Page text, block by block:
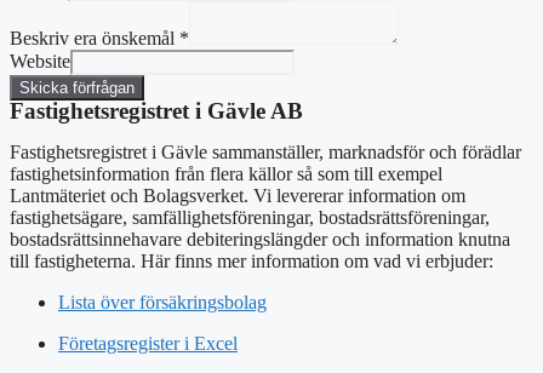
Beskriv era önskemål *
Website
Skicka förfrågan
Fastighetsregistret i Gävle AB
Fastighetsregistret i Gävle sammanställer, marknadsför och förädlar
fastighetsinformation från flera källor så som till exempel
Lantmäteriet och Bolagsverket. Vi levererar information om
fastighetsägare, samfällighetsföreningar, bostadsrättsföreningar,
bostadsrättsinnehavare debiteringslängder och information knutna
till fastigheterna. Här finns mer information om vad vi erbjuder:
Lista över försäkringsbolag
Företagsregister i Excel